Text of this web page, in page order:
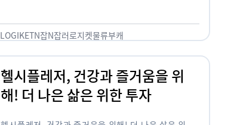
LOGIKETN잡N잡러로지켓물류부캐
헬시플레저, 건강과 즐거움을 위
해! 더 나은 삶은 위한 투자